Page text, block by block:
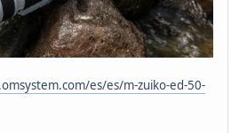
es/es/m-zuiko-ed-50-